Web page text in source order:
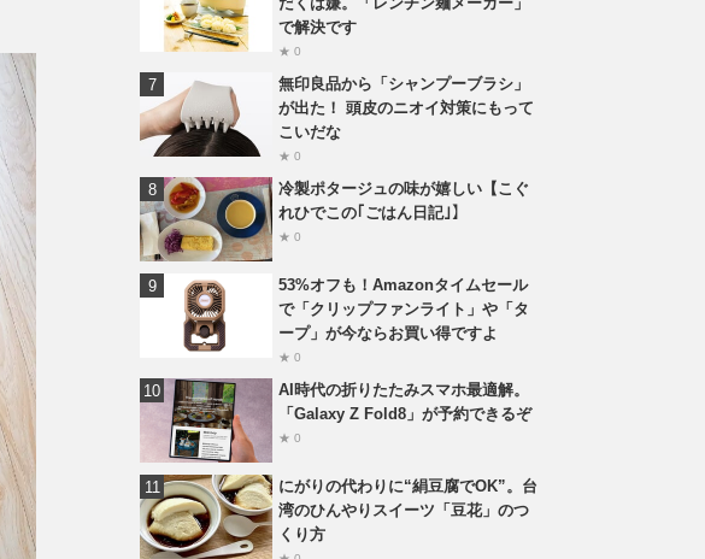
で解決です
★ 0
無印良品から「シャンプーブラシ」
が出た！ 頭皮のニオイ対策にもって
こいだな
★ 0
冷製ポタージュの味が嬉しい【こぐ
れひでこの｢ごはん日記｣】
★ 0
53%オフも！Amazonタイムセール
で「クリップファンライト」や「タ
ープ」が今ならお買い得ですよ
★ 0
AI時代の折りたたみスマホ最適解。
「Galaxy Z Fold8」が予約できるぞ
★ 0
にがりの代わりに“絹豆腐でOK”。台
湾のひんやりスイーツ「豆花」のつ
くり方